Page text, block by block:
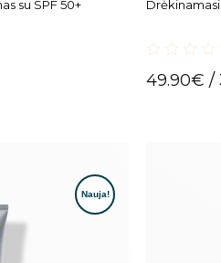
su SPF 50+
out
49.90€ /